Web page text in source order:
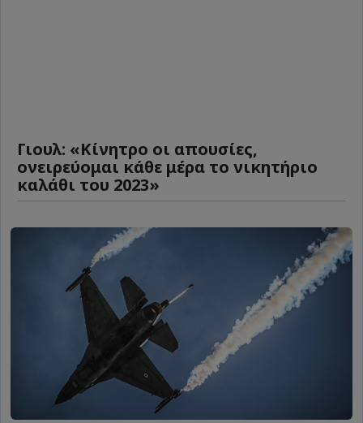
Γιουλ: «Κίνητρο οι απουσίες,
ονειρεύομαι κάθε μέρα το νικητήριο
καλάθι του 2023»